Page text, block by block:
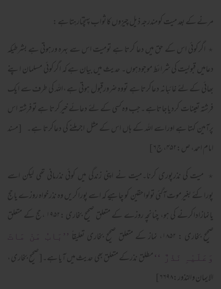
مرنے کے بعد میت کومندرجہ ذیل چیزوں کاثواب پہنچتارہتا ہے :
٭ اگرکوئی اس کے حق میں دعا کرتا ہے تومیت اس سے بہرہ ورہوتی ہے بشرطیکہ
دعامیں قبولیت کی شرائط موجودہوں۔ حدیث میں بیان ہے کہ اگرکوئی مسلمان اپنے
بھائی کے لئے غائبانہ دعاکرتا ہے تووہ ضرورقبول ہوتی ہے ،اللہ کی طرف سے ایک
فرشتہ تعینات کردیاجاتاہے ۔جب وہ کسی کے لئے دعائے خیرکرتا ہے توفرشتہ اس
پرآمین کہتا ہے اوراسے اللہ کے ہاں اس کے مثل اجرملنے کی دعاکرتا ہے۔ [مسند
امام احمد، ص:۴۵۲، ج۶]
٭ میت کی نذرپوری کرنا۔میت نے اپنی زندگی میں کوئی نذرمانی تھی لیکن اسے
پوراکئے بغیرموت آگئی تولواحقین کو چاہیے کہ اسے پوراکریں وہ نذرخواہ روزے یاحج
یانمازاداکرنے کی ہو، چنانچہ روزے کے متعلق صحیح بخاری :۱۹۵۲ ،حج کے متعلق
صحیح بخاری : ۱۸۵۲، نماز کے متعلق صحیح بخاری تعلیقاً
’’بَابُ مَنْ مَاتَ
وَعَلَیْہِ نَذْرٌ ‘‘ مطلق نذرکے متعلق بھی حدیث میں آیا ہے۔[صحیح بخاری ،
الایمان والنذور:۶۶۹۸]